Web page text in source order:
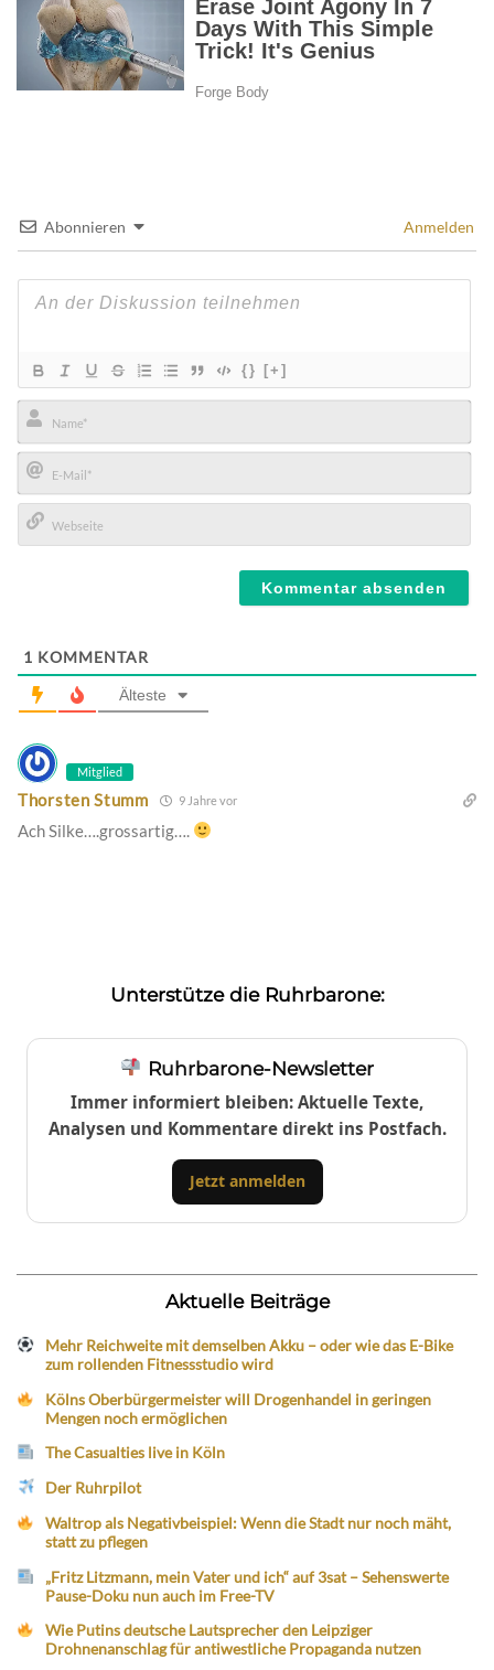
Abonnieren Anmelden
{} [+]
Name*
E-
Mail*
1 KOMMENTAR
Älteste
Mitglied
Thorsten Stumm 9 Jahre vor
Ach Silke….grossartig….
Unterstütze die Ruhrbarone:
Ruhrbarone-Newsletter
Immer informiert bleiben: Aktuelle Texte,
Analysen und Kommentare direkt ins Postfach.
Jetzt anmelden
Aktuelle Beiträge
Mehr Reichweite mit demselben Akku – oder wie das E-Bike
zum rollenden Fitnessstudio wird
Kölns Oberbürgermeister will Drogenhandel in geringen
Mengen noch ermöglichen
The Casualties live in Köln
Der Ruhrpilot
Waltrop als Negativbeispiel: Wenn die Stadt nur noch mäht,
statt zu pflegen
„Fritz Litzmann, mein Vater und ich“ auf 3sat – Sehenswerte
Pause-Doku nun auch im Free-TV
Wie Putins deutsche Lautsprecher den Leipziger
Drohnenanschlag für antiwestliche Propaganda nutzen